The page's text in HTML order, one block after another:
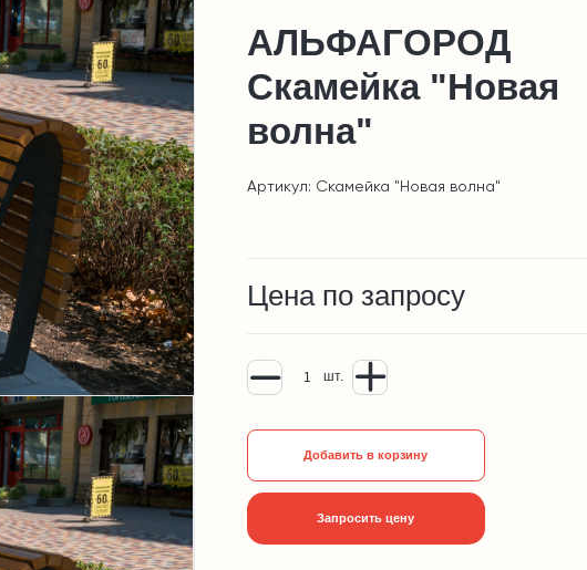
АЛЬФАГОРОД
Скамейка "Новая
волна"
Артикул: Скамейка "Новая волна"
Цена по запросу
шт.
Добавить в корзину
Запросить цену